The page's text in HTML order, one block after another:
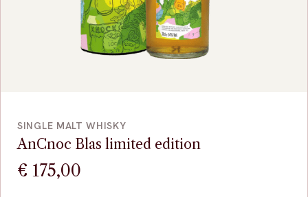
SINGLE MALT WHISKY
AnCnoc Blas limited edition
€ 175,00